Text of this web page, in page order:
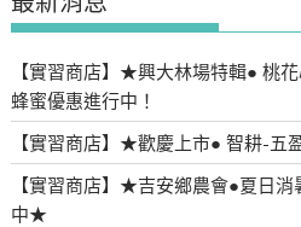
【實習商店】★興大林場特輯● 桃
蜂蜜優惠進行中！
【實習商店】★歡慶上市● 智耕-五
【實習商店】★吉安鄉農會●夏日
中★